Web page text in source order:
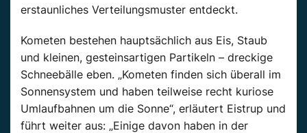
erstaunliches Verteilungsmuster entdeckt.
Kometen bestehen hauptsächlich aus Eis, Staub
und kleinen, gesteinsartigen Partikeln – dreckige
Schneebälle eben. „Kometen finden sich überall im
Sonnensystem und haben teilweise recht kuriose
Umlaufbahnen um die Sonne“, erläutert Eistrup und
führt weiter aus: „Einige davon haben in der